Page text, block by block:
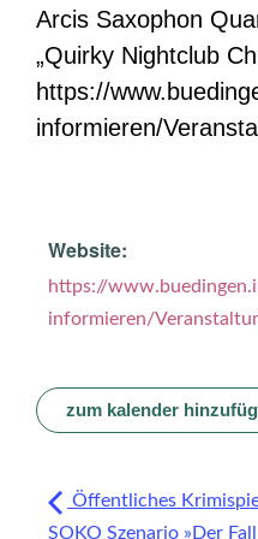
Arcis Saxophon
„Quirky Nightclub
https://
informieren/
Website:
https://
informieren/
zum kalender
Öffentliches
SOKO Szenario »Der